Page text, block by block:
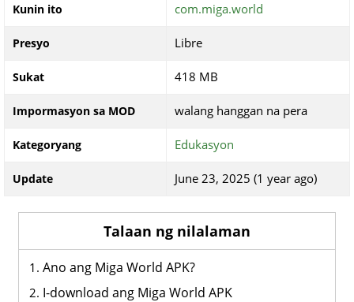
Kunin ito com.miga.world
Presyo Libre
Sukat 418 MB
Impormasyon sa MOD walang hanggan na pera
Kategoryang Edukasyon
Update June 23, 2025 (1 year ago)
Talaan ng nilalaman
Ano ang Miga World APK?
I-download ang Miga World APK